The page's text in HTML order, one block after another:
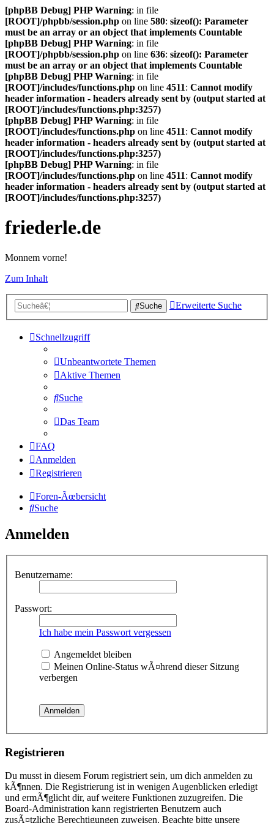
[phpBB Debug] PHP Warning: in file
[ROOT]/phpbb/session.php on line 580: sizeof(): Parameter
must be an array or an object that implements Countable
[phpBB Debug] PHP Warning: in file
[ROOT]/phpbb/session.php on line 636: sizeof(): Parameter
must be an array or an object that implements Countable
[phpBB Debug] PHP Warning: in file
[ROOT]/includes/functions.php on line 4511: Cannot modify
header information - headers already sent by (output started at
[ROOT]/includes/functions.php:3257)
[phpBB Debug] PHP Warning: in file
[ROOT]/includes/functions.php on line 4511: Cannot modify
header information - headers already sent by (output started at
[ROOT]/includes/functions.php:3257)
[phpBB Debug] PHP Warning: in file
[ROOT]/includes/functions.php on line 4511: Cannot modify
header information - headers already sent by (output started at
[ROOT]/includes/functions.php:3257)
friederle.de
Monnem vorne!
Zum Inhalt
Suche Erweiterte Suche
Schnellzugriff
Unbeantwortete Themen
Aktive Themen
Suche
Das Team
FAQ
Anmelden
Registrieren
Foren-Ãœbersicht
Suche
Anmelden
Benutzername:
Passwort:
Ich habe mein Passwort vergessen
Angemeldet bleiben
Meinen Online-Status wÃ¤hrend dieser Sitzung
verbergen
Registrieren
Du musst in diesem Forum registriert sein, um dich anmelden zu
kÃ¶nnen. Die Registrierung ist in wenigen Augenblicken erledigt
und ermÃ¶glicht dir, auf weitere Funktionen zuzugreifen. Die
Board-Administration kann registrierten Benutzern auch
zusÃ¤tzliche Berechtigungen zuweisen. Beachte bitte unsere